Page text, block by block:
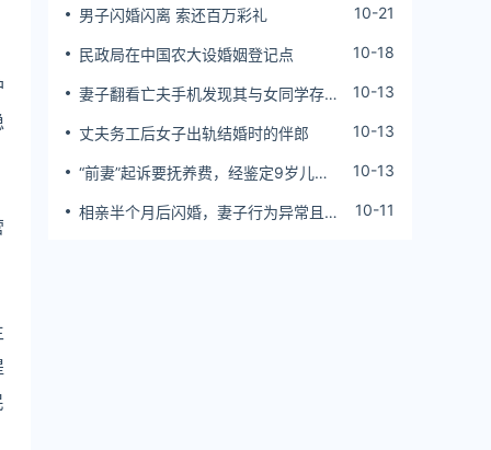
男子闪婚闪离 索还百万彩礼 10-21
民政局在中国农大设婚姻登记点 10-18
妻子翻看亡夫手机发现其与女同学存婚
10-13
丈夫务工后女子出轨结婚时的伴郎 10-13
“前妻”起诉要抚养费，经鉴定9岁儿子
10-13
相亲半个月后闪婚，妻子行为异常且持
10-11